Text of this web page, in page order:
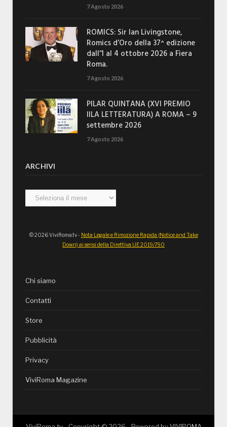
7 Agosto 2026
ROMICS: Sir Ian Livingstone,
Romics d’Oro della 37^ edizione
dall’1 al 4 ottobre 2026 a Fiera
Roma.
7 Agosto 2026
PILAR QUINTANA (XVI PREMIO
IILA LETTERATURA) A ROMA – 9
settembre 2026
7 Agosto 2026
ARCHIVI
Archivi
© 2026 ViviRoma.tv - Nota Legale e Rimozione Rapida (Notice and Take
Down) ai sensi della Direttiva UE 2019/790
Chi siamo
Contatti
Store
Pubblicità
Privacy
ViviRoma Magazine